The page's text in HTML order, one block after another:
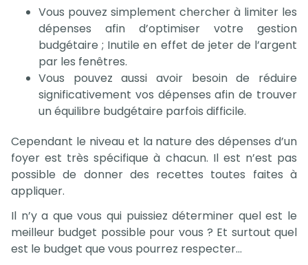
Vous pouvez simplement chercher à limiter les
dépenses afin d’optimiser votre gestion
budgétaire ; Inutile en effet de jeter de l’argent
par les fenêtres.
Vous pouvez aussi avoir besoin de réduire
significativement vos dépenses afin de trouver
un équilibre budgétaire parfois difficile.
Cependant le niveau et la nature des dépenses d’un
foyer est très spécifique à chacun. Il est n’est pas
possible de donner des recettes toutes faites à
appliquer.
Il n’y a que vous qui puissiez déterminer quel est le
meilleur budget possible pour vous ? Et surtout quel
est le budget que vous pourrez respecter…